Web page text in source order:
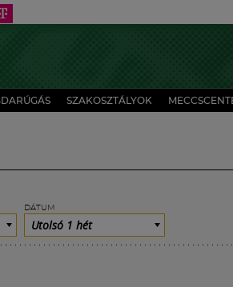
SZAKOSZTÁLYOK
DÁTUM
Utolsó 1 hét